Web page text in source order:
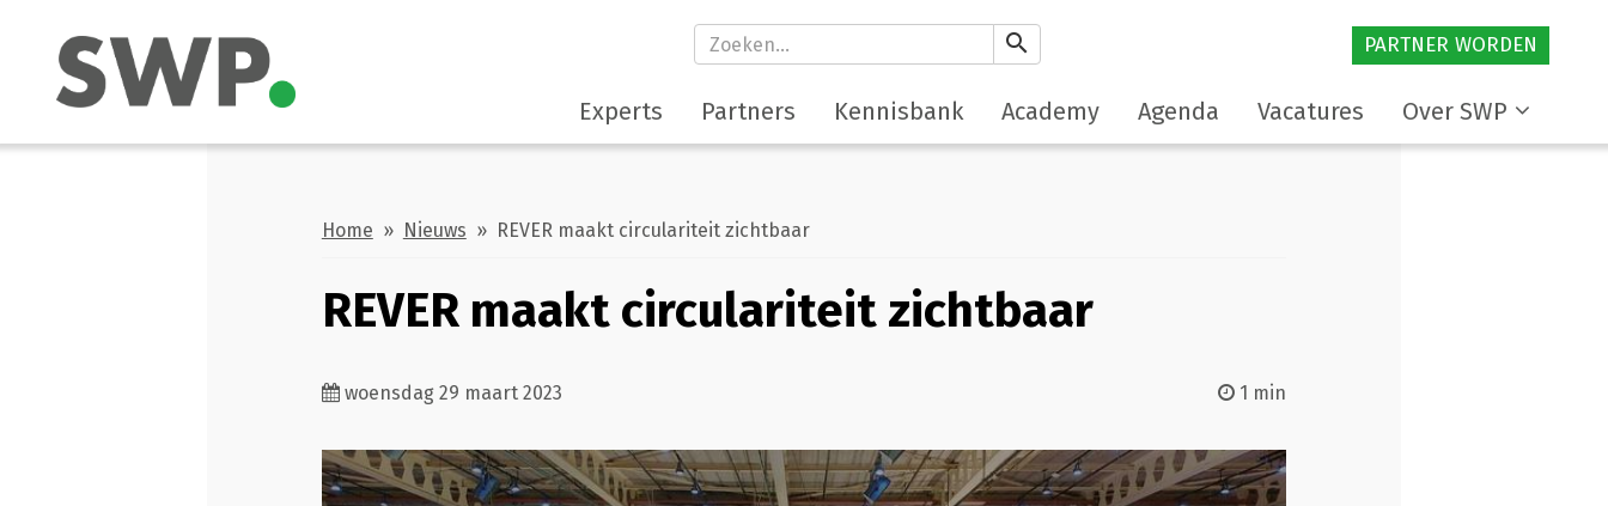
search PARTNER WORDEN
Experts Partners Kennisbank Academy Agenda Vacatures Over SWP
Home » Nieuws » REVER maakt circulariteit zichtbaar
REVER maakt circulariteit zichtbaar
woensdag 29 maart 2023 1 min